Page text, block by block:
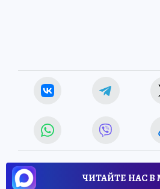
ЧИТАЙТЕ НАС В